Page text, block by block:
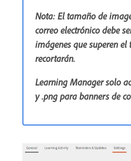
Nota: El tamaño de
correo electrónico debe
imágenes que superen
recortarán.
Learning Manager solo
y .png para banners de